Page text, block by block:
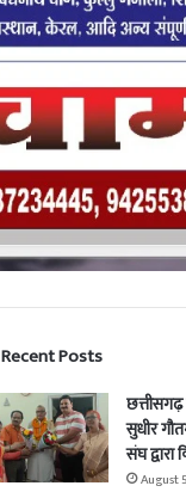
Recent Posts
छत्तीसगढ़
सुधीर
संघ
August